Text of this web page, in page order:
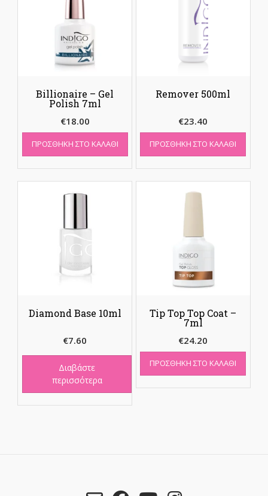
Billionaire – Gel
Polish 7ml
€18.00
ΠΡΟΣΘΉΚΗ ΣΤΟ ΚΑΛΆΘΙ
Remover 500ml
€23.40
ΠΡΟΣΘΉΚΗ ΣΤΟ ΚΑΛΆΘΙ
Diamond Base 10ml
€7.60
Διαβάστε
περισσότερα
Tip Top Top Coat –
7ml
€24.20
ΠΡΟΣΘΉΚΗ ΣΤΟ ΚΑΛΆΘΙ